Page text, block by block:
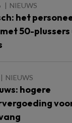
NIEUWS
het
50-plussers
NIEUWS
hogere